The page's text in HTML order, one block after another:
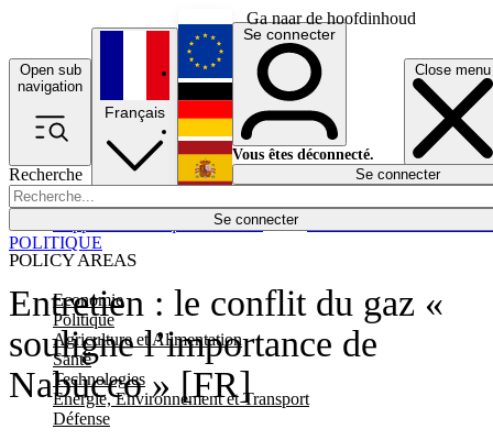
Ga naar de hoofdinhoud
Open sub
navigation
Close menu
Recherche
Se connecter
POLICY AREAS
Economie
Politique
Agriculture et Alimentation
Santé
Technologies
Energie, Environnement et Transport
Défense
Économie
Français
English
Deutsch
Español
Se connecter
Vous êtes déconnecté.
Se connecter
Entretien : le conflit du gaz «
souligne l’importance de
Nabucco » [FR]
POLITIQUE